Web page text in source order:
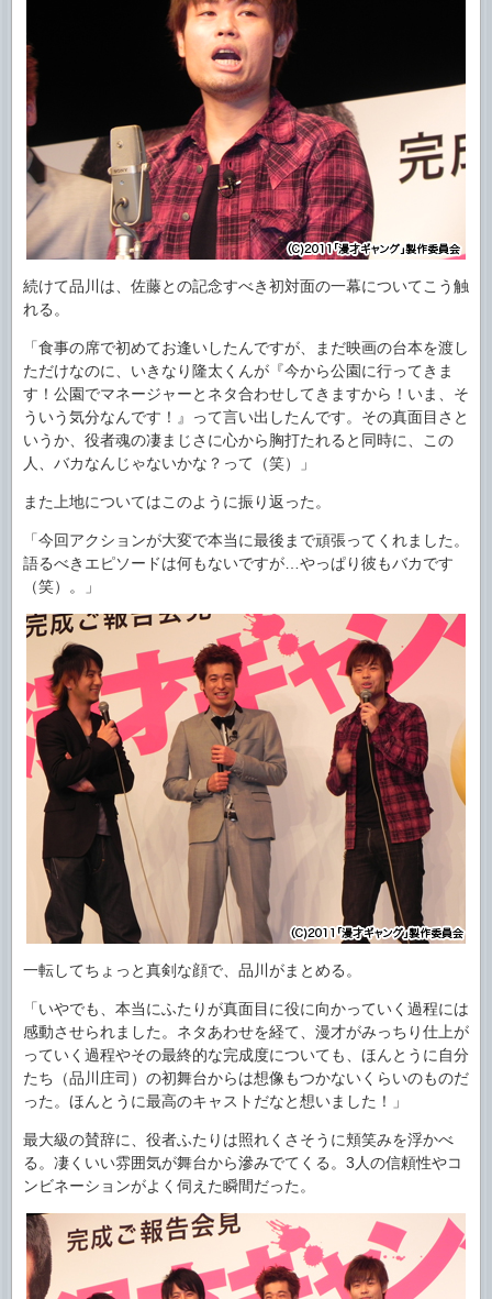
続けて品川は、佐藤との記念すべき初対面の一幕についてこう触
れる。
「食事の席で初めてお逢いしたんですが、まだ映画の台本を渡し
ただけなのに、いきなり隆太くんが『今から公園に行ってきま
す！公園でマネージャーとネタ合わせしてきますから！いま、そ
ういう気分なんです！』って言い出したんです。その真面目さと
いうか、役者魂の凄まじさに心から胸打たれると同時に、この
人、バカなんじゃないかな？って（笑）」
また上地についてはこのように振り返った。
「今回アクションが大変で本当に最後まで頑張ってくれました。
語るべきエピソードは何もないですが…やっぱり彼もバカです
（笑）。」
一転してちょっと真剣な顔で、品川がまとめる。
「いやでも、本当にふたりが真面目に役に向かっていく過程には
感動させられました。ネタあわせを経て、漫才がみっちり仕上が
っていく過程やその最終的な完成度についても、ほんとうに自分
たち（品川庄司）の初舞台からは想像もつかないくらいのものだ
った。ほんとうに最高のキャストだなと想いました！」
最大級の賛辞に、役者ふたりは照れくさそうに頬笑みを浮かべ
る。凄くいい雰囲気が舞台から滲みでてくる。3人の信頼性やコ
ンビネーションがよく伺えた瞬間だった。